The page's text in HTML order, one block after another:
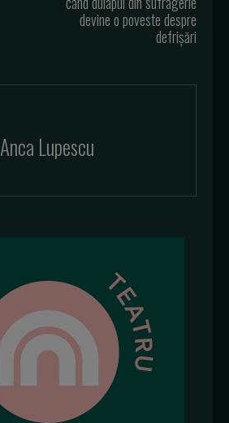
devine o poveste despre
defrișări
Anca Lupescu